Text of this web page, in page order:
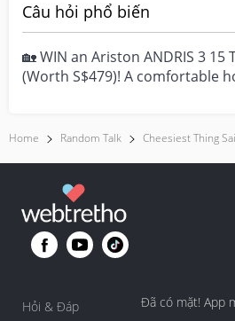
Câu hỏi phổ biến
🏡 WIN an Ariston ANDRIS 3 15
(Worth S$479)! A comfortable
Home Random Talk Cheesiest Thing
Hỏi & Đáp Đã có mặt! App